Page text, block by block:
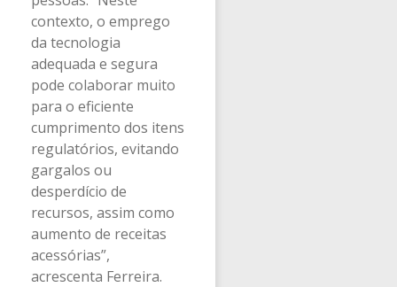
contexto, o emprego
da tecnologia
adequada e segura
pode colaborar muito
para o eficiente
cumprimento dos itens
regulatórios, evitando
gargalos ou
desperdício de
recursos, assim como
aumento de receitas
acessórias”,
acrescenta Ferreira.